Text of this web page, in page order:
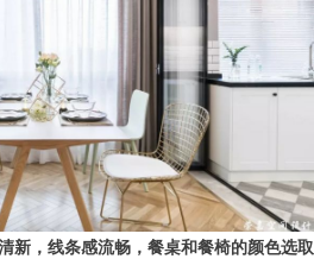
新，线条感流畅，餐桌和餐椅的颜色选取